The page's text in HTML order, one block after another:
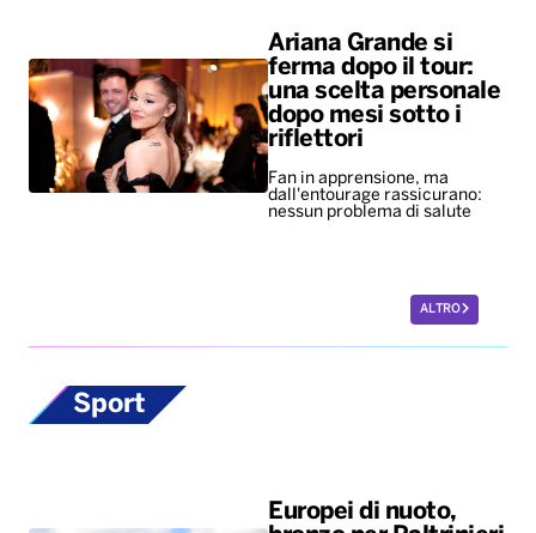
Ariana Grande si
ferma dopo il tour:
una scelta personale
dopo mesi sotto i
riflettori
Fan in apprensione, ma
dall'entourage rassicurano:
nessun problema di salute
ALTRO
Sport
Europei di nuoto,